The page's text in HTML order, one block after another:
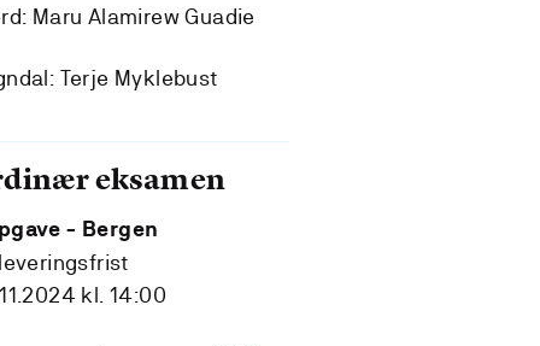
Maru Alamirew Guadie
Terje Myklebust
eksamen
- Bergen
kl. 14:00